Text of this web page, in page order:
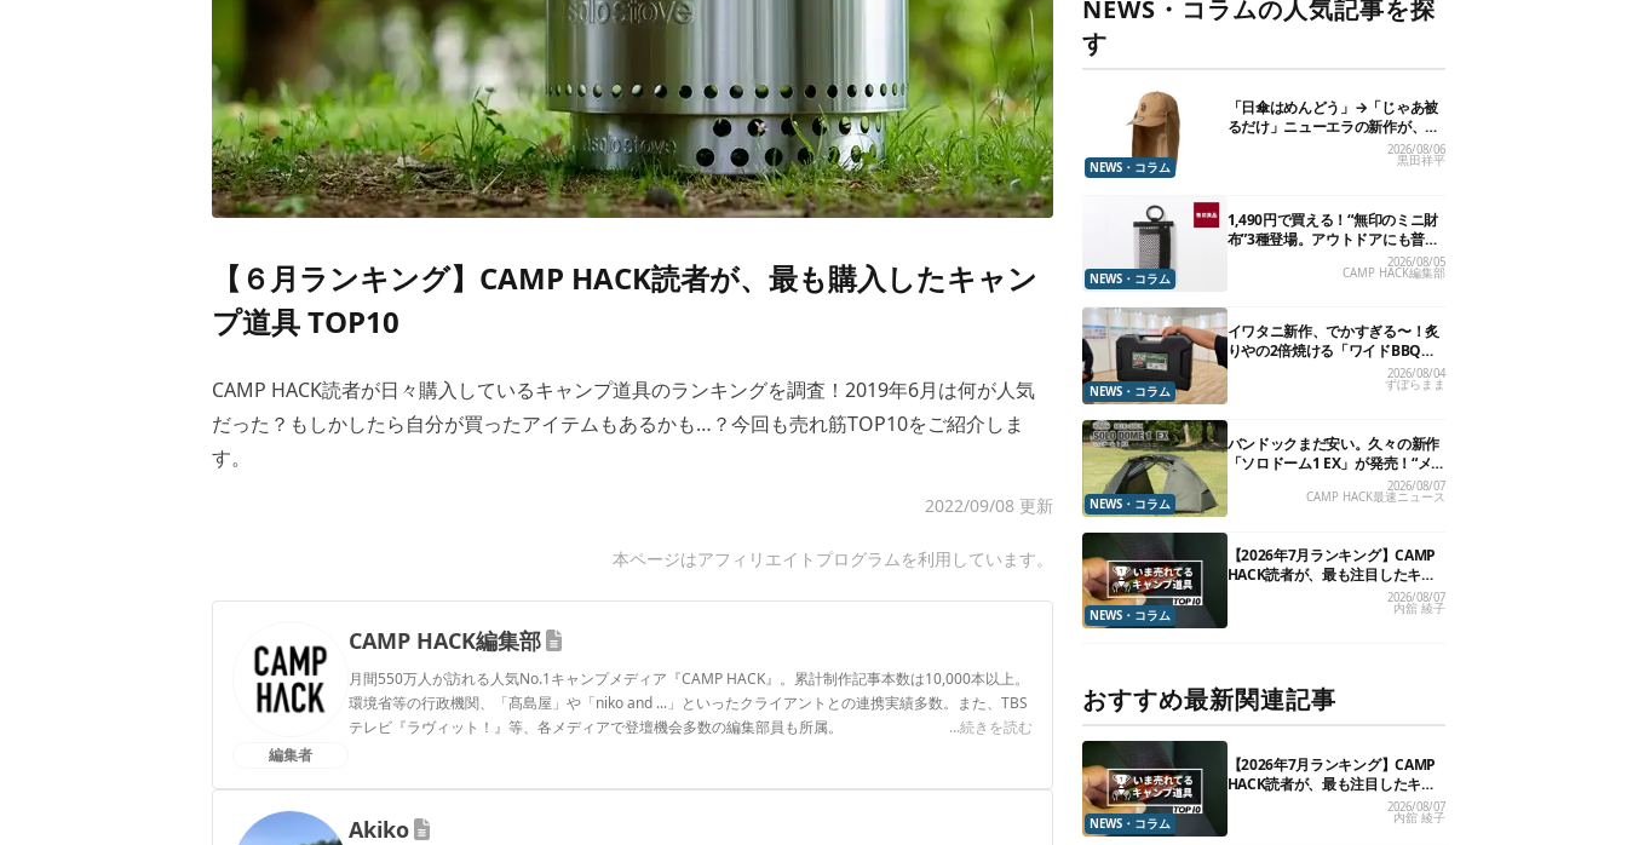
【６月ランキング】CAMP HACK読者が、最も購入したキャン
プ道具 TOP10
CAMP HACK読者が日々購入しているキャンプ道具のランキングを調査！2019年6月は何が人気
だった？もしかしたら自分が買ったアイテムもあるかも…？今回も売れ筋TOP10をご紹介しま
す。
2022/09/08 更新
本ページはアフィリエイトプログラムを利用しています。
編集者
CAMP HACK編集部
月間550万人が訪れる人気No.1キャンプメディア『CAMP HACK』。累計制作記事本数は10,000本以上。
環境省等の行政機関、「髙島屋」や「niko and ...」といったクライアントとの連携実績多数。また、TBS
テレビ『ラヴィット！』等、各メディアで登壇機会多数の編集部員も所属。
...続きを読む
Akiko
NEWS・コラムの人気記事を探
す
NEWS・コラム
「日傘はめんどう」→「じゃあ被
るだけ」ニューエラの新作が、真
2026/08/06
黒田祥平
NEWS・コラム
1,490円で買える！“無印のミニ財
布”3種登場。アウトドアにも普段
2026/08/05
CAMP HACK編集部
NEWS・コラム
イワタニ新作、でかすぎる〜！炙
りやの2倍焼ける「ワイドBBQグ
リル」で“豪快焼肉”できるよ【再
販開始】
2026/08/04
ずぼらまま
NEWS・コラム
バンドックまだ安い。久々の新作
「ソロドーム1 EX」が発売！“メ
ッシュインナー”だけでも使える
よ【防災も◎】
2026/08/07
CAMP HACK最速ニュース
NEWS・コラム
【2026年7月ランキング】CAMP
HACK読者が、最も注目したキャ
2026/08/07
内舘 綾子
おすすめ最新関連記事
NEWS・コラム
【2026年7月ランキング】CAMP
HACK読者が、最も注目したキャ
2026/08/07
内舘 綾子